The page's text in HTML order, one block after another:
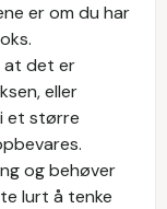
er om du har
at det er
eller
et større
og behøver
lurt å tenke